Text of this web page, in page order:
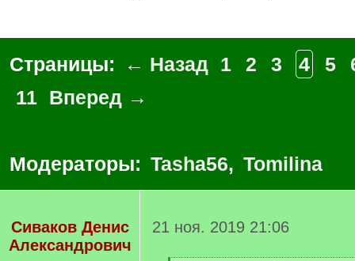
Страницы: ← Назад 1 2 3 4 5
11 Вперед →
Модераторы: Tasha56, Tomilina
Сиваков Денис
Александрович
21 ноя. 2019 21:06